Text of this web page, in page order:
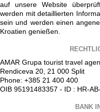
auf unsere Website
werden mit detaillierten
sein und werden einen
Kroatien genießen.
AMAR Grupa tourist travel
Rendiceva 20, 21 000 Split
Phone: +385 21 400 400
OIB 95191483357 - ID : HR-
BANK